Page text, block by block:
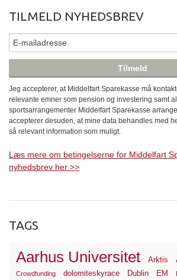
TILMELD NYHEDSBREV
Jeg accepterer, at Middelfart Sparekasse må
relevante emner som pension og investering samt
sportsarrangementer Middelfart Sparekasse
accepterer desuden, at mine data behandles med
så relevant information som muligt.
Læs mere om betingelserne for Middelfart
nyhedsbrev her >>
TAGS
Aarhus Universitet Arktis
Crowdfunding dolomiteskyrace Dublin EM